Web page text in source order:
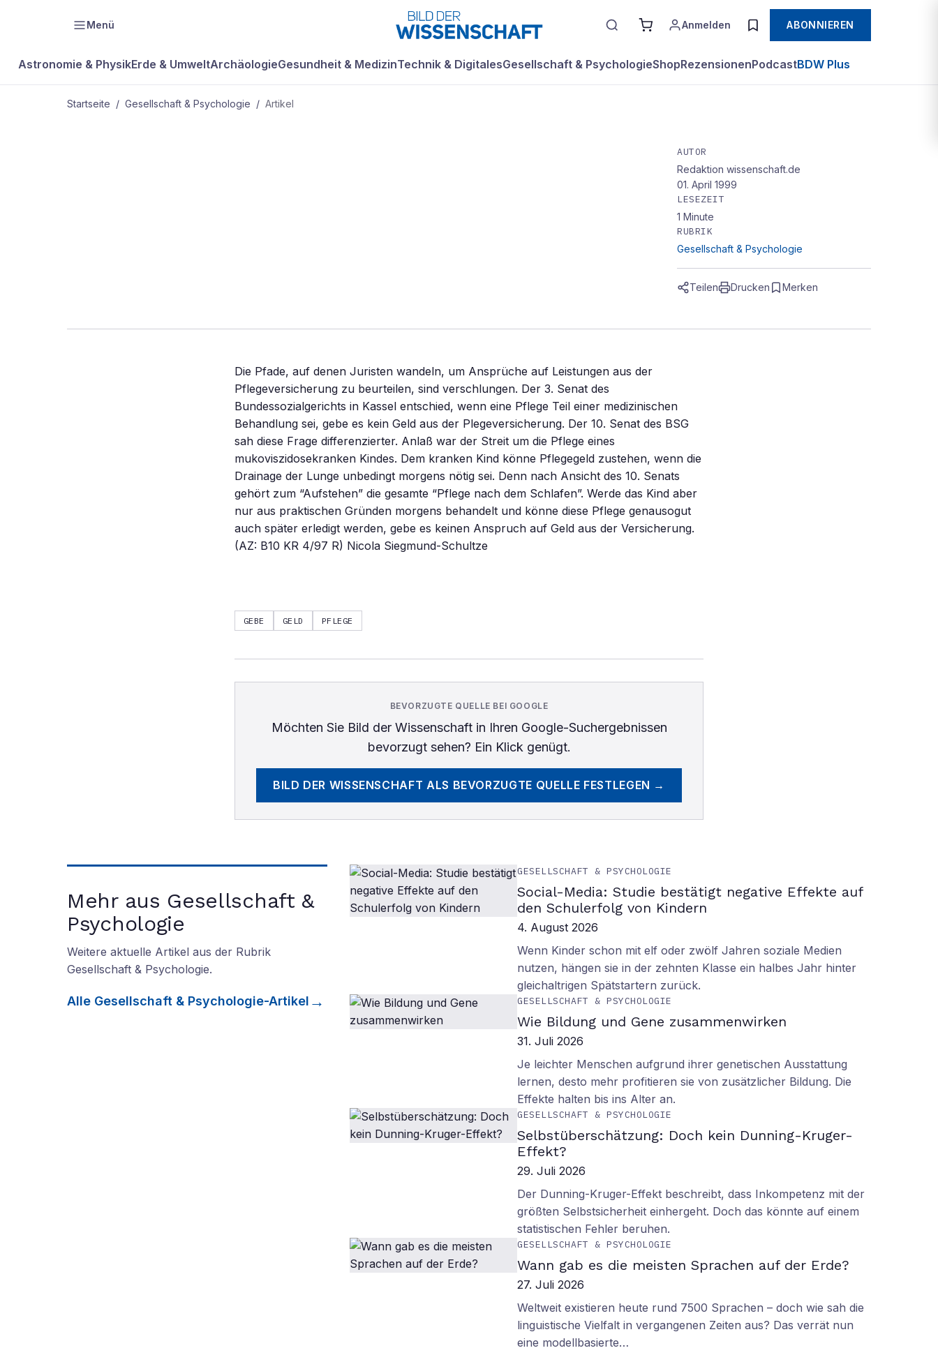
Menü Anmelden ABONNIEREN
Astronomie & PhysikErde & UmweltArchäologieGesundheit & MedizinTechnik & DigitalesGesellschaft & PsychologieShopRezensionenPodcastBDW Plus
Startseite / Gesellschaft & Psychologie / Artikel
AUTOR
Redaktion wissenschaft.de
01. April 1999
LESEZEIT
1 Minute
RUBRIK
Gesellschaft & Psychologie
Teilen Drucken Merken
Die Pfade, auf denen Juristen wandeln, um Ansprüche auf Leistungen aus der
Pflegeversicherung zu beurteilen, sind verschlungen. Der 3. Senat des
Bundessozialgerichts in Kassel entschied, wenn eine Pflege Teil einer medizinischen
Behandlung sei, gebe es kein Geld aus der Plegeversicherung. Der 10. Senat des BSG
sah diese Frage differenzierter. Anlaß war der Streit um die Pflege eines
mukoviszidosekranken Kindes. Dem kranken Kind könne Pflegegeld zustehen, wenn die
Drainage der Lunge unbedingt morgens nötig sei. Denn nach Ansicht des 10. Senats
gehört zum “Aufstehen” die gesamte “Pflege nach dem Schlafen”. Werde das Kind aber
nur aus praktischen Gründen morgens behandelt und könne diese Pflege genausogut
auch später erledigt werden, gebe es keinen Anspruch auf Geld aus der Versicherung.
(AZ: B10 KR 4/97 R) Nicola Siegmund-Schultze
GEBE GELD PFLEGE
BEVORZUGTE QUELLE BEI GOOGLE
Möchten Sie Bild der Wissenschaftin Ihren Google-Suchergebnissen
bevorzugt sehen? Ein Klick genügt.
BILD DER WISSENSCHAFT ALS BEVORZUGTE QUELLE FESTLEGEN →
Mehr aus Gesellschaft &
Psychologie
Weitere aktuelle Artikel aus der Rubrik
Gesellschaft & Psychologie.
Alle Gesellschaft & Psychologie-Artikel
GESELLSCHAFT & PSYCHOLOGIE
Social-Media: Studie bestätigt negative Effekte auf
den Schulerfolg von Kindern
4. August 2026
Wenn Kinder schon mit elf oder zwölf Jahren soziale Medien
nutzen, hängen sie in der zehnten Klasse ein halbes Jahr hinter
gleichaltrigen Spätstartern zurück.
GESELLSCHAFT & PSYCHOLOGIE
Wie Bildung und Gene zusammenwirken
31. Juli 2026
Je leichter Menschen aufgrund ihrer genetischen Ausstattung
lernen, desto mehr profitieren sie von zusätzlicher Bildung. Die
Effekte halten bis ins Alter an.
GESELLSCHAFT & PSYCHOLOGIE
Selbstüberschätzung: Doch kein Dunning-Kruger-
Effekt?
29. Juli 2026
Der Dunning-Kruger-Effekt beschreibt, dass Inkompetenz mit der
größten Selbstsicherheit einhergeht. Doch das könnte auf einem
statistischen Fehler beruhen.
GESELLSCHAFT & PSYCHOLOGIE
Wann gab es die meisten Sprachen auf der Erde?
27. Juli 2026
Weltweit existieren heute rund 7500 Sprachen – doch wie sah die
linguistische Vielfalt in vergangenen Zeiten aus? Das verrät nun
eine modellbasierte…